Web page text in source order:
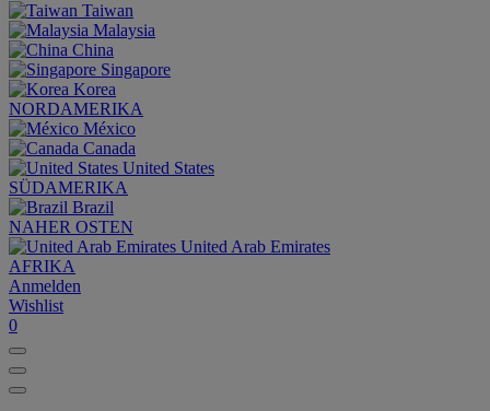
Taiwan
Malaysia
China
Singapore
Korea
NORDAMERIKA
México
Canada
United States
SÜDAMERIKA
Brazil
NAHER OSTEN
United Arab Emirates
AFRIKA
Anmelden
Wishlist
0